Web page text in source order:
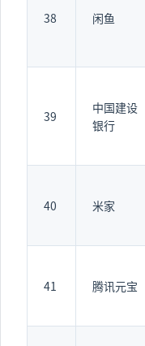
38 闲鱼
39
中国建设
银行
40 米家
41 腾讯元宝